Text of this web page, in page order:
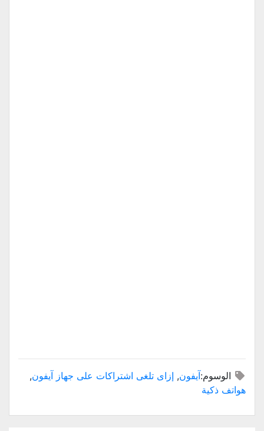
الوسوم:آيفون, إزاى تلغى اشتراكات على جهاز آيفون,
هواتف ذكية